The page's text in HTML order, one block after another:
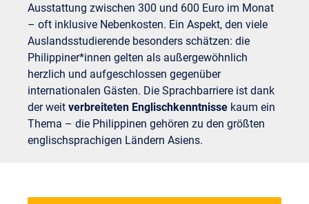
Ausstattung zwischen 300 und 600 Euro im Monat
– oft inklusive Nebenkosten. Ein Aspekt, den viele
Auslandsstudierende besonders schätzen: die
Philippiner*innen gelten als außergewöhnlich
herzlich und aufgeschlossen gegenüber
internationalen Gästen. Die Sprachbarriere ist dank
der weit verbreiteten Englischkenntnisse kaum ein
Thema – die Philippinen gehören zu den größten
englischsprachigen Ländern Asiens.